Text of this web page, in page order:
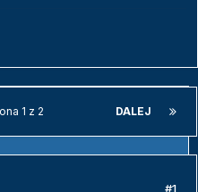
DALEJ
1 z 2
#1